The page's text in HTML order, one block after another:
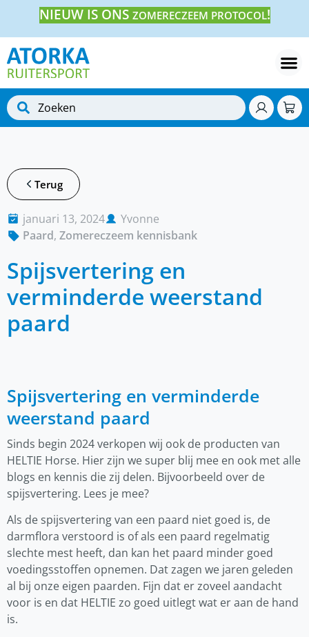
NIEUW IS ONS ZOMERECZEEM PROTOCOL!
Terug
januari 13, 2024
Yvonne
Paard, Zomereczeem kennisbank
Spijsvertering en
verminderde weerstand
paard
Spijsvertering en verminderde
weerstand paard
Sinds begin 2024 verkopen wij ook de producten van
HELTIE Horse. Hier zijn we super blij mee en ook met alle
blogs en kennis die zij delen. Bijvoorbeeld over de
spijsvertering. Lees je mee?
Als de spijsvertering van een paard niet goed is, de
darmflora verstoord is of als een paard regelmatig
slechte mest heeft, dan kan het paard minder goed
voedingsstoffen opnemen. Dat zagen we jaren geleden
al bij onze eigen paarden. Fijn dat er zoveel aandacht
voor is en dat HELTIE zo goed uitlegt wat er aan de hand
is.